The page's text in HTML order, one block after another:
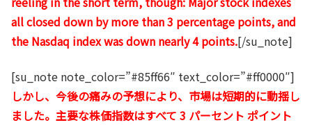
all closed down by more than 3 percentage points, and
the Nasdaq index was down nearly 4 points.[/su_note]
[su_note note_color=”#85ff66″ text_color=”#ff0000″]
しかし、今後の痛みの予想により、市場は短期的に動揺し
ました。主要な株価指数はすべて 3 パーセント ポイント